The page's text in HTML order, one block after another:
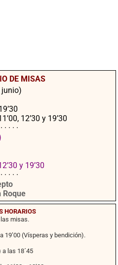
DE MISAS
junio)
12’30 y 19’30
· · · · ·
y 19’30
· · · · ·
Roque
HORARIOS
misas.
19’00 (Vísperas y bendición).
las 18´45